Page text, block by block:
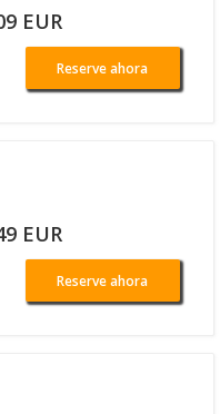
EUR
Reserve ahora
EUR
Reserve ahora